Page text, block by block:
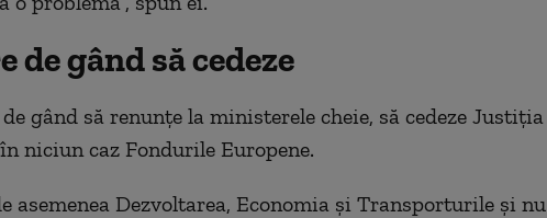
de gând să cedeze
gând să renunțe la ministerele cheie, să cedeze Justiția
niciun caz Fondurile Europene.
asemenea Dezvoltarea, Economia și Transporturile și nu